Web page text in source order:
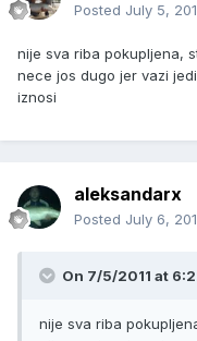
Posted July 5,
nije sva riba pokupljena,
nece jos dugo jer vazi
iznosi
aleksandarx
Posted July 6,
On 7/5/2011 at
nije sva riba